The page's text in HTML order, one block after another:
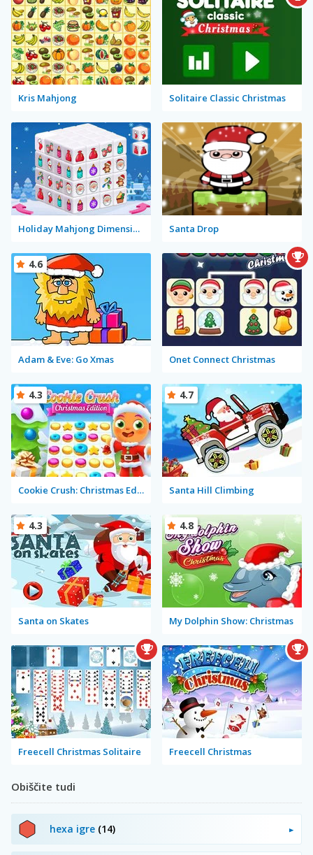
Kris Mahjong Solitaire Classic Christmas
Holiday Mahjong Dimensions Santa Drop
Adam & Eve: Go Xmas
4.6
Onet Connect Christmas
Cookie Crush: Christmas Edition
4.3
Santa Hill Climbing
4.7
Santa on Skates
4.3
My Dolphin Show: Christmas
4.8
Freecell Christmas Solitaire Freecell Christmas
Obiščite tudi
hexa igre (14)